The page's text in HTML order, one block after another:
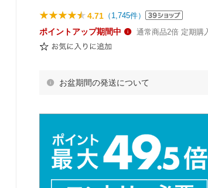
4.71 （ 1,745件）
ポイントアップ期間中 通常商品2倍 定期購
お盆期間の発送について